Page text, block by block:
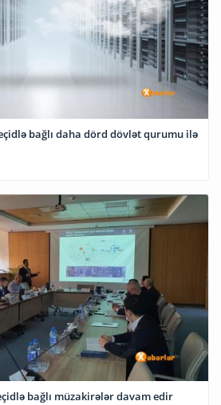
bağlı daha dörd dövlət qurumu ilə
bağlı müzakirələr davam edir